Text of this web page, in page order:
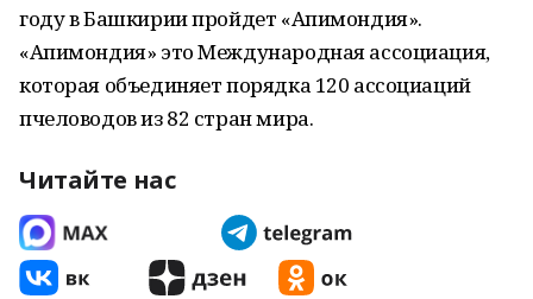
году в Башкирии пройдет «Апимондия».
«Апимондия» это Международная ассоциация,
которая объединяет порядка 120 ассоциаций
пчеловодов из 82 стран мира.
Читайте нас